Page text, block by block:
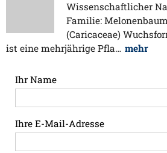
Wissenschaftlicher
Familie:
(Caricaceae)
ist eine mehrjährige Pfla… mehr
Ihr Name
Ihre E-Mail-Adresse